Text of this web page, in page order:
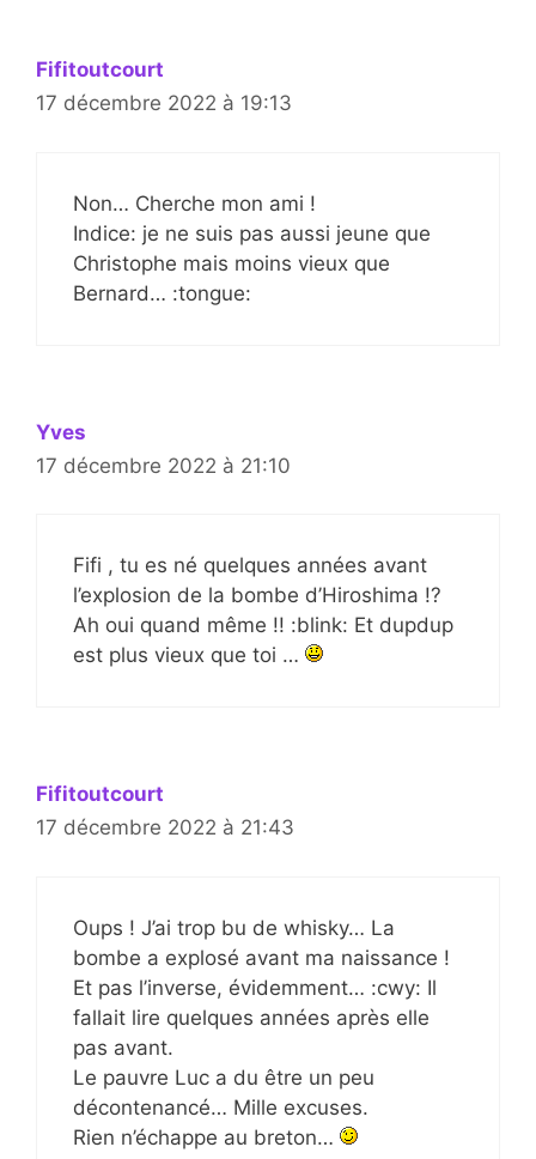
Fifitoutcourt
17 décembre 2022 à 19:13
Non… Cherche mon ami !
Indice: je ne suis pas aussi jeune que
Christophe mais moins vieux que
Bernard… :tongue:
Yves
17 décembre 2022 à 21:10
Fifi , tu es né quelques années avant
l’explosion de la bombe d’Hiroshima !?
Ah oui quand même !! :blink: Et dupdup
est plus vieux que toi …
Fifitoutcourt
17 décembre 2022 à 21:43
Oups ! J’ai trop bu de whisky… La
bombe a explosé avant ma naissance !
Et pas l’inverse, évidemment… :cwy: Il
fallait lire quelques années après elle
pas avant.
Le pauvre Luc a du être un peu
décontenancé… Mille excuses.
Rien n’échappe au breton…